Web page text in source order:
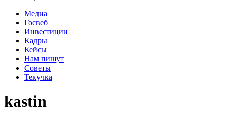
Медиа
Госвеб
Инвестиции
Кадры
Кейсы
Нам пишут
Советы
Текучка
kastin